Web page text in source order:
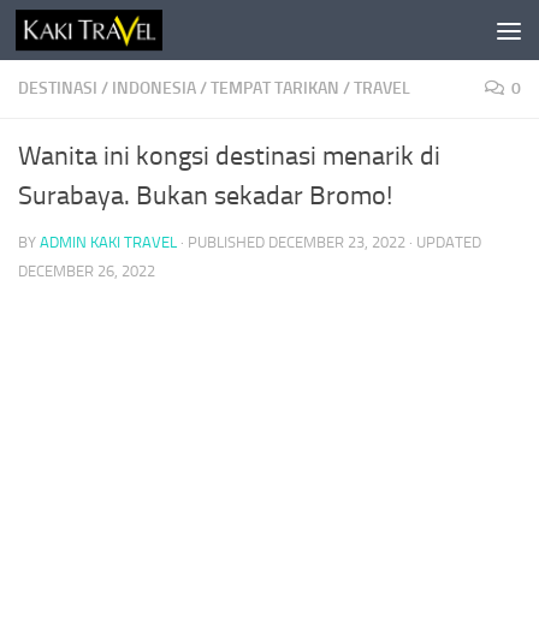
Skip to content
DESTINASI / INDONESIA/TEMPAT TARIKAN /TRAVEL 0
Wanita ini kongsi destinasi menarik di
Surabaya. Bukan sekadar Bromo!
BY ADMIN KAKI TRAVEL · PUBLISHED DECEMBER 23, 2022 · UPDATED
DECEMBER 26, 2022